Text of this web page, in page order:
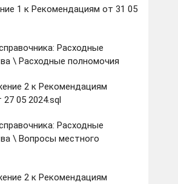
1 к Рекомендациям от 31 05
Расходные
\ Расходные полномочия
2 к Рекомендациям
05 2024.sql
Расходные
\ Вопросы местного
2 к Рекомендациям